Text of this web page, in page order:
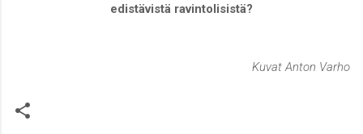
edistävistä ravintolisistä?
Kuvat Anton Varho